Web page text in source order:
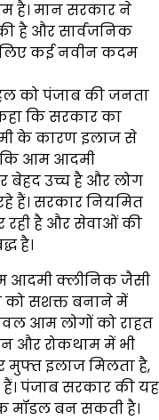
है। मान सरकार ने
है और सार्वजनिक
लिए कई नवीन कदम
को पंजाब की जनता
कि सरकार का
के कारण इलाज से
कि आम आदमी
बेहद उच्च है और लोग
हैं। सरकार नियमित
रही है और सेवाओं की
है।
आदमी क्लीनिक जैसी
को सशक्त बनाने में
आम लोगों को राहत
और रोकथाम में भी
मुफ्त इलाज मिलता है,
पंजाब सरकार की यह
मॉडल बन सकती है।